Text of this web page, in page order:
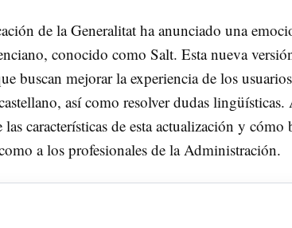
de la Generalitat ha anunciado una
conocido como Salt. Esta nueva
buscan mejorar la experiencia de los
así como resolver dudas lingüísticas.
características de esta actualización y cómo
a los profesionales de la Administración.